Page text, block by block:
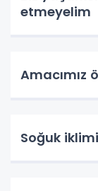
etmeyelim
Amacımız
Soğuk